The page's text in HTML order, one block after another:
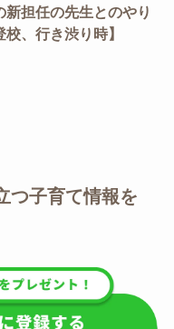
新担任の先生とのやり
、行き渋り時】
つ子育て情報を